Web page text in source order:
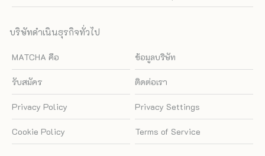
บริษัทดำเนินธุรกิจทั่วไป
MATCHA คือ ข้อมูลบริษัท
รับสมัคร ติดต่อเรา
Privacy Policy Privacy Settings
Cookie Policy Terms of Service